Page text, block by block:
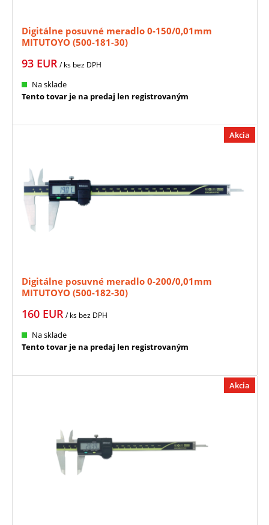
Digitálne posuvné meradlo 0-150/0,01mm
MITUTOYO (500-181-30)
93 EUR/ ks bez DPH
Na sklade
Tento tovar je na predaj len registrovaným
Akcia
Digitálne posuvné meradlo 0-200/0,01mm
MITUTOYO (500-182-30)
160 EUR/ ks bez DPH
Na sklade
Tento tovar je na predaj len registrovaným
Akcia